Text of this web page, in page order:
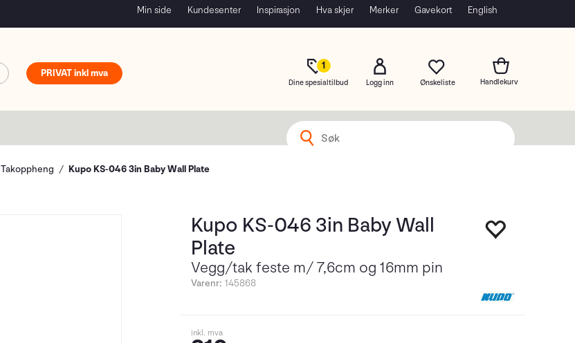
Min side Kundesenter Inspirasjon Hva skjer Merker Gavekort English
1
Dine spesialtilbud Logg inn
PRIVAT
Takoppheng Kupo KS-046 3in Baby Wall Plate
Kupo KS-046 3in Baby Wall
Plate
Vegg/tak feste m/ 7,6cm og 16mm pin
Varenr: 145868
inkl. mva